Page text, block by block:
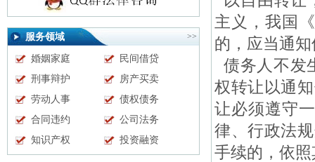
服务领域 >>
婚姻家庭
民间借贷
刑事辩护
房产买卖
劳动人事
债权债务
合同违约
公司法务
知识产权
投资融资
主义，我国
的，应当通
债务人不发
权转让以通
让必须遵守
律、行政法
手续的，依